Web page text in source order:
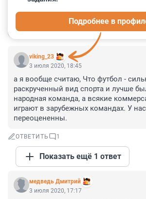
viking_23
Подробнее в
3 июля 2020, 18:45
а я вообще считаю, Что футбол -
раскрученный вид спорта и лучше
народная команда, а всякие
играют в зарубежных командах. У
переоцененны.
ОТВЕТИТЬ 1
Показать ещё 1 ответ
медведь Дмитрий
3 июля 2020, 17:17